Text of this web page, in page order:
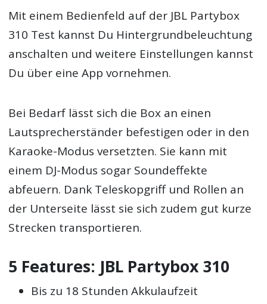
Mit einem Bedienfeld auf der JBL Partybox
310 Test kannst Du Hintergrundbeleuchtung
anschalten und weitere Einstellungen kannst
Du über eine App vornehmen.
Bei Bedarf lässt sich die Box an einen
Lautsprecherständer befestigen oder in den
Karaoke-Modus versetzten. Sie kann mit
einem DJ-Modus sogar Soundeffekte
abfeuern. Dank Teleskopgriff und Rollen an
der Unterseite lässt sie sich zudem gut kurze
Strecken transportieren.
5 Features: JBL Partybox 310
Bis zu 18 Stunden Akkulaufzeit